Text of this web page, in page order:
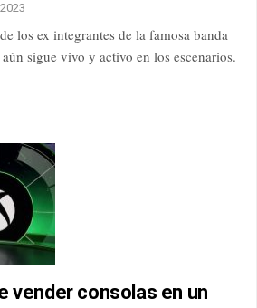
los ex integrantes de la famosa banda
sigue vivo y activo en los escenarios.
vender consolas en un